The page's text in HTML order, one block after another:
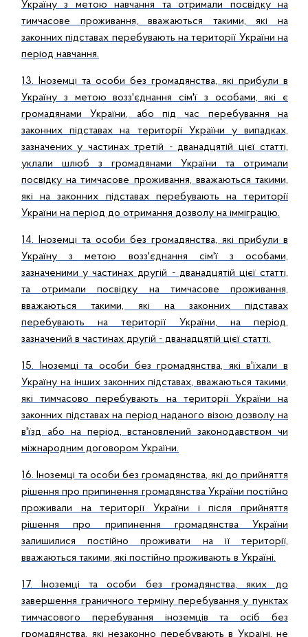
Україну з метою навчання та отримали посвідку на
тимчасове проживання, вважаються такими, які на
законних підставах перебувають на території України на
період навчання.
13. Іноземці та особи без громадянства, які прибули в
Україну з метою возз'єднання сім'ї з особами, які є
громадянами України, або під час перебування на
законних підставах на території України у випадках,
зазначених у частинах третій - дванадцятій цієї статті,
уклали шлюб з громадянами України та отримали
посвідку на тимчасове проживання, вважаються такими,
які на законних підставах перебувають на території
України на період до отримання дозволу на імміграцію.
14. Іноземці та особи без громадянства, які прибули в
Україну з метою возз'єднання сім'ї з особами,
зазначеними у частинах другій - дванадцятій цієї статті,
та отримали посвідку на тимчасове проживання,
вважаються такими, які на законних підставах
перебувають на території України, на період,
зазначений в частинах другій - дванадцятій цієї статті.
15. Іноземці та особи без громадянства, які в'їхали в
Україну на інших законних підставах, вважаються такими,
які тимчасово перебувають на території України на
законних підставах на період наданого візою дозволу на
в'їзд або на період, встановлений законодавством чи
міжнародним договором України.
16. Іноземці та особи без громадянства, які до прийняття
рішення про припинення громадянства України постійно
проживали на території України і після прийняття
рішення про припинення громадянства України
залишилися постійно проживати на її території,
вважаються такими, які постійно проживають в Україні.
17. Іноземці та особи без громадянства, яких до
завершення граничного терміну перебування у пунктах
тимчасового перебування іноземців та осіб без
громадянства, які незаконно перебувають в Україні, не